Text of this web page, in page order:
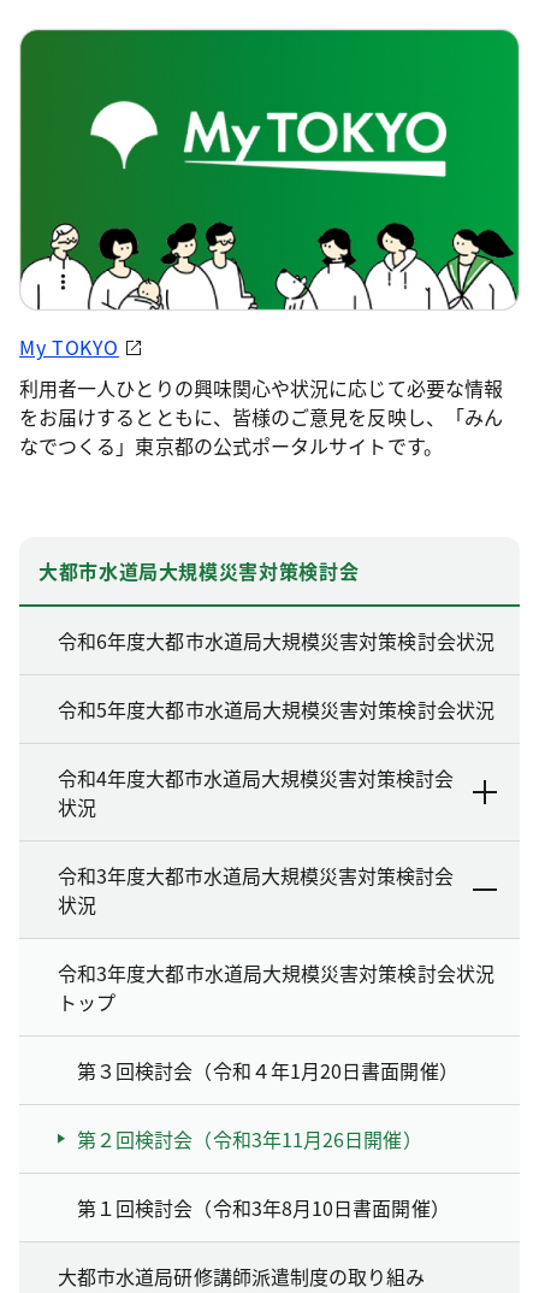
My TOKYO
利用者一人ひとりの興味関心や状況に応じて必要な情報
をお届けするとともに、皆様のご意見を反映し、「みん
なでつくる」東京都の公式ポータルサイトです。
大都市水道局大規模災害対策検討会
令和6年度大都市水道局大規模災害対策検討会状況
令和5年度大都市水道局大規模災害対策検討会状況
令和4年度大都市水道局大規模災害対策検討会
状況
令和3年度大都市水道局大規模災害対策検討会
状況
令和3年度大都市水道局大規模災害対策検討会状況
トップ
第３回検討会（令和４年1月20日書面開催）
第２回検討会（令和3年11月26日開催）
第１回検討会（令和3年8月10日書面開催）
大都市水道局研修講師派遣制度の取り組み